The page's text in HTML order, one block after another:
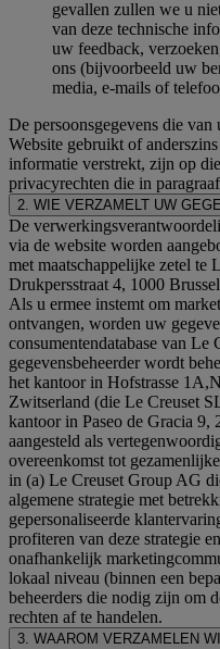
gevallen zullen we u
van deze technische
uw feedback,
ons (bijvoorbeeld uw
media, e-mails of
De persoonsgegevens die
Website gebruikt of
informatie verstrekt, zijn op
privacyrechten die in
2. WIE VERZAMELT UW
De
via de website worden
met maatschappelijke zetel te
Drukpersstraat 4, 1000
Als u ermee instemt om
ontvangen, worden uw
consumentendatabase van Le
gegevensbeheerder wordt
het kantoor in Hofstrasse
Zwitserland (die Le Creuset
kantoor in Paseo de Gracia 9,
aangesteld als
overeenkomst tot
in (a) Le Creuset Group AG
algemene strategie met
gepersonaliseerde
profiteren van deze strategie
onafhankelijk
lokaal niveau (binnen een
beheerders die nodig zijn om
rechten af te handelen.
3. WAAROM VERZAMELEN